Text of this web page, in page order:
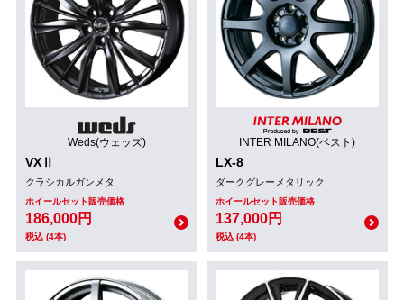
Weds(ウェッズ)
VXⅡ
クラシカルガンメタ
ホイールセット販売価格
186,000円
税込 (4本)
INTER MILANO(ベスト)
LX-8
ダークグレーメタリック
ホイールセット販売価格
137,000円
税込 (4本)